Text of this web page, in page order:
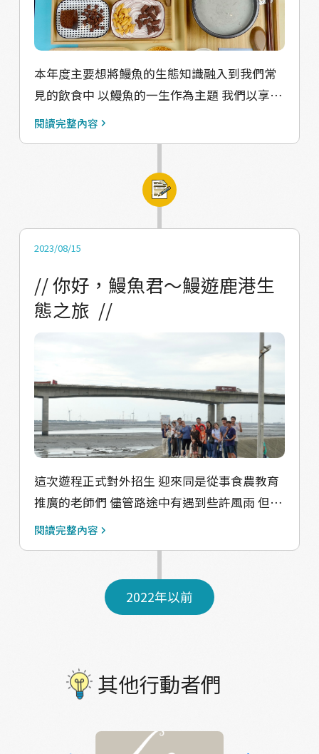
鹹味。 透過鰻魚成長的故事，來帶領鹿港的民
眾更認識鰻魚物種及鰻魚的文化。
本年度主要想將鰻魚的生態知識融入到我們常
見的飲食中 以鰻魚的一生作為主題 我們以享用
餐點的人做為第一視角 從鰻魚的角度以透明的
游生物的樣貌。 / 玻璃鰻 / 鰻魚常於這個時期
以以芝麻奶茶加入形貌似玻璃鰻的米苔目，在
旅人勺湯匙的過程象徵捕撈鰻魚 / 黃鰻 / 黃鰻
時期的鰻魚主要居住在淡水裡，隨著鰻魚生長
的階段不同，所餵食的飼料也不同 從像極了黑
糖糕的飼料粉、像餅乾的顆粒飼料 / 成鰻-銀鰻
魚 / 成鰻，正式告別淡水要回到海洋，我們使
用簡單的鹹檸檬 象徵著鰻魚接下來將會進到鹹
水裡展開未知的旅程
閱讀完整內容
2023/08/15
// 你好，鰻魚君～鰻遊鹿港生
態之旅 //
這次遊程正式對外招生 迎來同是從事食農教育
推廣的老師們 儘管路途中有遇到些許風雨 但仍
澆不熄我們的熱情 / 透過小旅行的路線 魚塭-濱
結過去漁村聚落北投 談著昔日漁村的光景及文
化脈絡 透過標本細部觀察不同鰻魚種類生物差
旅人的思維，設計我們的小細節 持續的優化，
希望帶給遠道而來的朋友們最好的體驗 你好，
閱讀完整內容
2022年以前
其他行動者們